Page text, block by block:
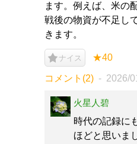
ます。例えば、米の
戦後の物資が不足し
きます。
ナイス ★40
コメント(2) 2026/
火星人碧
時代の記録に
ほどと思いま